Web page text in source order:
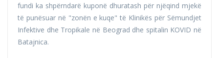
fundi ka shpërndarë kuponë dhuratash për njëqind mjekë
të punësuar në "zonën e kuqe" të Klinikës për Sëmundjet
Infektive dhe Tropikale në Beograd dhe spitalin KOVID në
Batajnica.